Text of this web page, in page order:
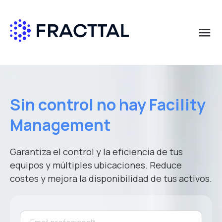
menu
Sin control no hay Facility
Management
Garantiza el control y la eficiencia de tus
equipos y múltiples ubicaciones. Reduce
costes y mejora la disponibilidad de tus activos.
Apellido *
Correo empresa *
*
Apellido *
Correo empresa *
*
Apellido *
Correo empresa *
*
Apellido *
Correo empresa *
*
Apellido *
Correo empresa *
*